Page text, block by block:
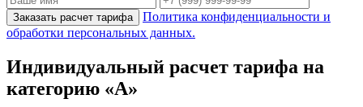
Заказать расчет тарифа
Политика конфиденциальности и
обработки персональных данных.
Индивидуальный расчет тарифа на
категорию «А»